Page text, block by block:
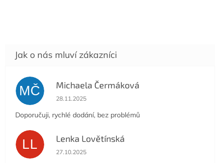
MČ Michaela Čermáková
Hodnocení obchodu je 5 z 5 hvězdiček.
28.11.2025
Doporučuji, rychlé dodání, bez problémů
LL Lenka Lovětínská
Hodnocení obchodu je 5 z 5 hvězdiček.
27.10.2025